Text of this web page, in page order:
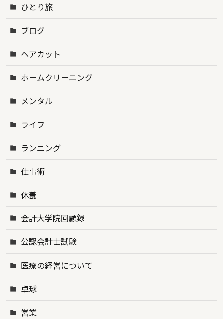
ひとり旅
ブログ
ヘアカット
ホームクリーニング
メンタル
ライフ
ランニング
仕事術
休養
会計大学院回顧録
公認会計士試験
医療の経営について
卓球
営業